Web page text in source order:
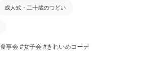
成人式・二十歳のつどい
事会 #女子会 #きれいめコーデ